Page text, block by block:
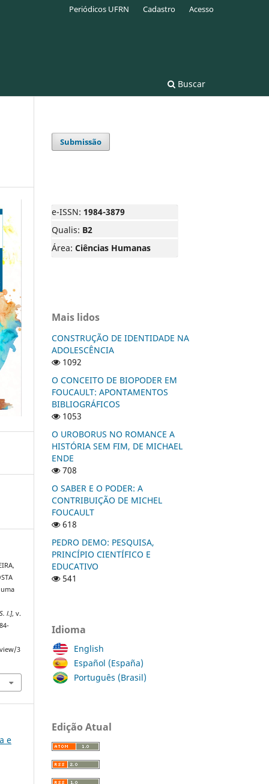
Buscar
Periódicos UFRN Cadastro Acesso
l.], v.
3
e
Submissão
e-ISSN: 1984-3879
Qualis: B2
Área: Ciências Humanas
Mais lidos
CONSTRUÇÃO DE IDENTIDADE NA
ADOLESCÊNCIA
1092
O CONCEITO DE BIOPODER EM
FOUCAULT: APONTAMENTOS
BIBLIOGRÁFICOS
1053
O UROBORUS NO ROMANCE A
HISTÓRIA SEM FIM, DE MICHAEL
ENDE
708
O SABER E O PODER: A
CONTRIBUIÇÃO DE MICHEL
FOUCAULT
618
PEDRO DEMO: PESQUISA,
PRINCÍPIO CIENTÍFICO E
EDUCATIVO
541
Idioma
English
Español (España)
Português (Brasil)
Edição Atual